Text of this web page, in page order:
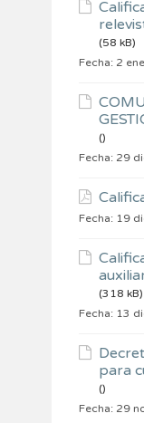
(58 kB)
Fecha: 2
()
Fecha: 29
Fecha: 19
(318 kB)
Fecha: 13
para
()
Fecha: 29